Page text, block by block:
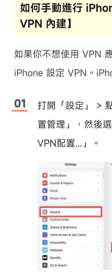
如何手動進行
VPN 內建】
如果你不想使用 VPN
iPhone 設定 VPN。
打開「設定」 >
置管理」，然後
VPN配置...」。